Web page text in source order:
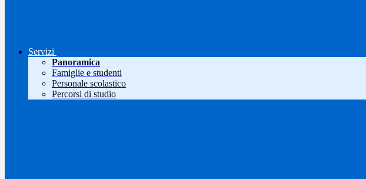
Servizi
Panoramica
Famiglie e studenti
Personale scolastico
Percorsi di studio